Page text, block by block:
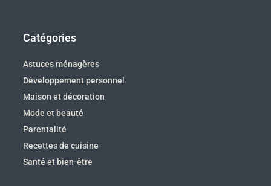
Catégories
Astuces ménagères
Développement personnel
Maison et décoration
Mode et beauté
Parentalité
Recettes de cuisine
Santé et bien-être